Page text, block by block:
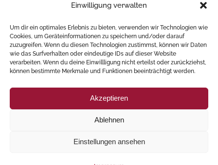
Einwilligung verwalten
Um dir ein optimales Erlebnis zu bieten, verwenden wir Technologien wie
Cookies, um Geräteinformationen zu speichern und/oder darauf
zuzugreifen. Wenn du diesen Technologien zustimmst, können wir Daten
wie das Surfverhalten oder eindeutige IDs auf dieser Website
verarbeiten. Wenn du deine Einwillligung nicht erteilst oder zurückziehst,
können bestimmte Merkmale und Funktionen beeinträchtigt werden.
Akzeptieren
Ablehnen
Einstellungen ansehen
Hollin + Radoske
Jahr: 2002
Schrankfronten lackiert, grifflos, Schubladen Dossier